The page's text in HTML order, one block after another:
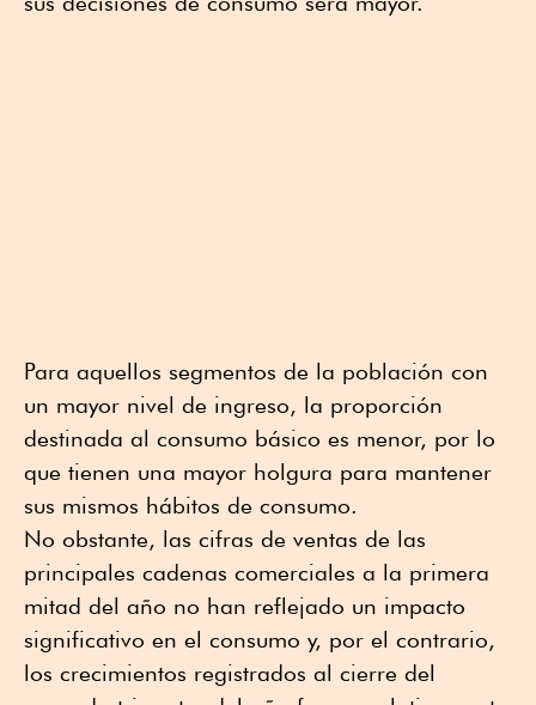
Para aquellos segmentos de la población con
un mayor nivel de ingreso, la proporción
destinada al consumo básico es menor, por lo
que tienen una mayor holgura para mantener
sus mismos hábitos de consumo.
No obstante, las cifras de ventas de las
principales cadenas comerciales a la primera
mitad del año no han reflejado un impacto
significativo en el consumo y, por el contrario,
los crecimientos registrados al cierre del